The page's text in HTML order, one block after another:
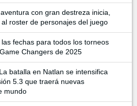
con gran destreza inicia,
roster de personajes del juego
fechas para todos los torneos
Changers de 2025
batalla en Natlan se intensifica
5.3 que traerá nuevas
mundo